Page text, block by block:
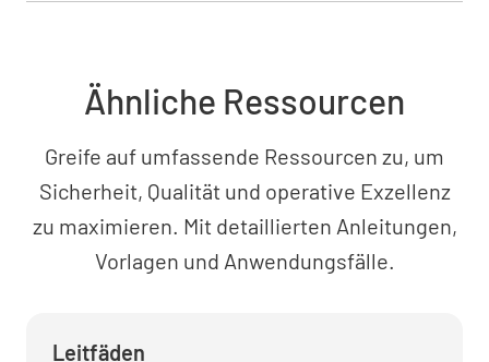
Beschreibung der Eigenschaft
Mittel zur Flucht
Ähnliche Ressourcen
Greife auf umfassende Ressourcen zu, um
Sicherheit, Qualität und operative Exzellenz
zu maximieren. Mit detaillierten Anleitungen,
Vorlagen und Anwendungsfälle.
Leitfäden